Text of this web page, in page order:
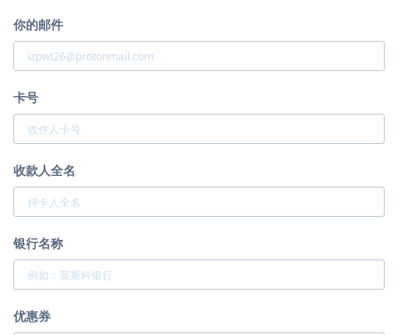
你的邮件
卡号
收款人全名
银行名称
优惠券